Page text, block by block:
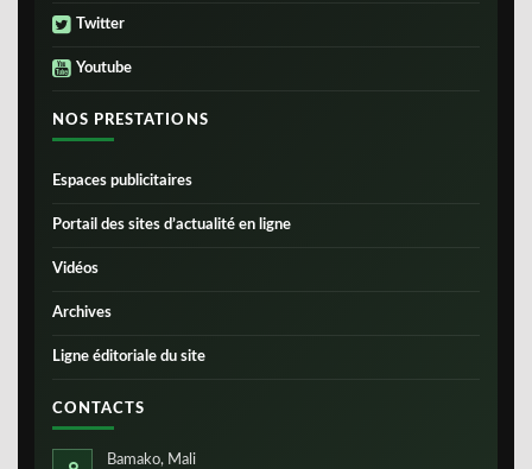
Twitter
Youtube
NOS PRESTATIONS
Espaces publicitaires
Portail des sites d’actualité en ligne
Vidéos
Archives
Ligne éditoriale du site
CONTACTS
Bamako, Mali